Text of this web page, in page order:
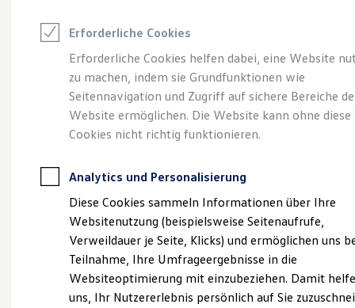
Saisonangebote
Leasing
Leasing-Angebote
Gebrauchtwagen Leasing
Junge Gebrauchtwagen-Leasing
Elektroauto Leasing
Kleinwagen-Leasing
Leasing ohne Anzahlung
Autokredit mit Schlussrate
Versicherungen und Garantien
Kfz-Versicherung
Restschuldversicherungen
Garantien
Wartungsverträge
Geschäftskunden
Professional Class bei Volkswagen
Großkunden
Behörden
Gepflegt, geprüft und
für gut befunden.
Volkswagen
Zertifizierte
Gebrauchtwagen.
Erforderliche Cookies
Erforderliche Cookies helfen dabei, eine Website
zu machen, indem sie Grundfunktionen wie
Seitennavigation und Zugriff auf sichere Bereiche
Website ermöglichen. Die Website kann ohne diese
Cookies nicht richtig funktionieren.
Analytics und Personalisierung
Diese Cookies sammeln Informationen über Ihre
Websitenutzung (beispielsweise Seitenaufrufe,
Verweildauer je Seite, Klicks) und ermöglichen uns
Teilnahme, Ihre Umfrageergebnisse in die
Websiteoptimierung mit einzubeziehen. Damit
uns, Ihr Nutzererlebnis persönlich auf Sie